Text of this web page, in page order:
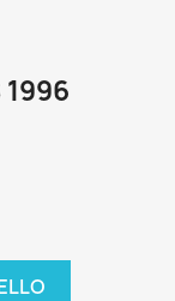
1996